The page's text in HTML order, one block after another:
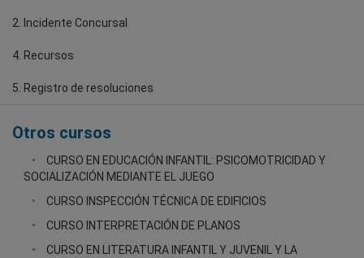
2. Incidente Concursal
4. Recursos
5. Registro de resoluciones
Otros cursos
CURSO EN EDUCACIÓN INFANTIL: PSICOMOTRICIDAD Y
SOCIALIZACIÓN MEDIANTE EL JUEGO
CURSO INSPECCIÓN TÉCNICA DE EDIFICIOS
CURSO INTERPRETACIÓN DE PLANOS
CURSO EN LITERATURA INFANTIL Y JUVENIL Y LA